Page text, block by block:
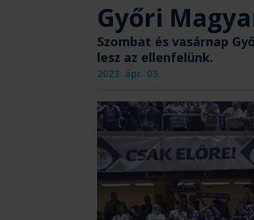
Győri
Szombat és vasárnap
lesz az ellenfelünk.
2023. ápr. 03.